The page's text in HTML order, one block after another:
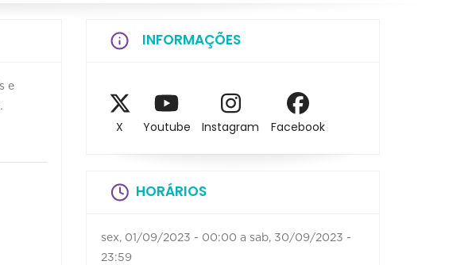
e
INFORMAÇÕES
X Youtube Instagram Facebook
HORÁRIOS
sex, 01/09/2023 - 00:00 a sab, 30/09/2023 -
23:59